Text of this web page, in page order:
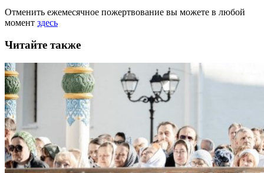
Отменить ежемесячное пожертвование вы можете в любой
момент здесь
Читайте также